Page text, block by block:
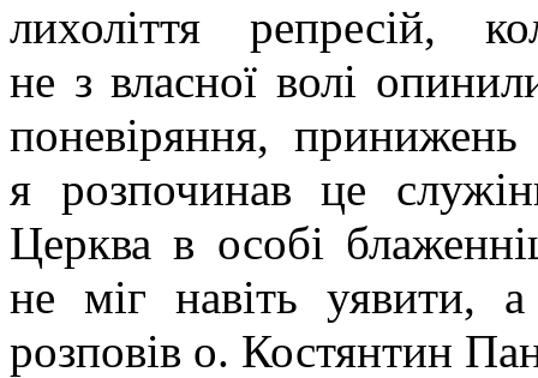
лихоліття репресій,
не з власної волі
поневіряння,
я розпочинав це
Церква в особі
не міг навіть
розповів о. Костянтин